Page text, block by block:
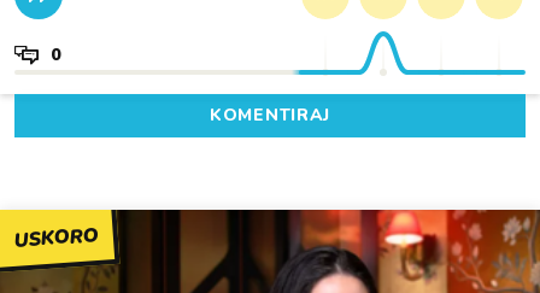
0
KOMENTIRAJ
USKORO